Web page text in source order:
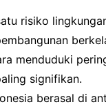
risiko
menduduki
signifikan.
berasal di